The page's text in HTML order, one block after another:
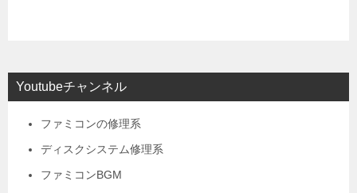
Youtubeチャンネル
ファミコンの修理系
ディスクシステム修理系
ファミコンBGM